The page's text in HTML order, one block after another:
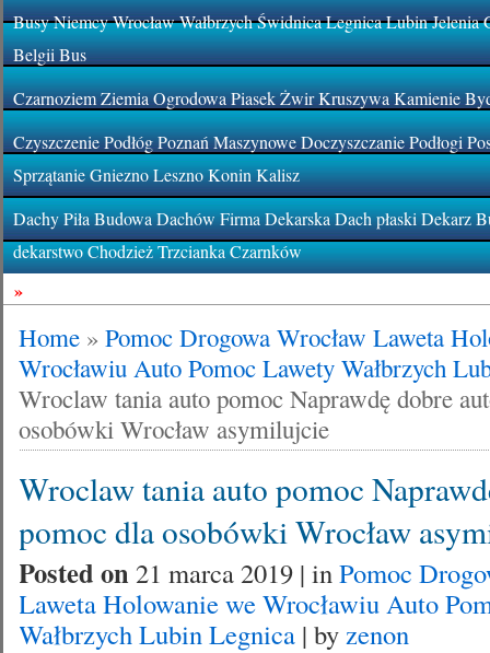
Busy Niemcy Wrocław Wałbrzych Świdnica Legnica Lubin
Belgii Bus
Czarnoziem Ziemia Ogrodowa Piasek Żwir Kruszywa Kamienie
Czyszczenie Podłóg Poznań Maszynowe Doczyszczanie Podłogi
Sprzątanie Gniezno Leszno Konin Kalisz
Dachy Piła Budowa Dachów Firma Dekarska Dach płaski Dekarz
dekarstwo Chodzież Trzcianka Czarnków
»
Home »Pomoc Drogowa Wrocław Laweta
Wrocławiu Auto Pomoc Lawety Wałbrzych
Wroclaw tania auto pomoc Naprawdę dobre
osobówki Wrocław asymilujcie
Wroclaw tania auto pomoc
pomoc dla osobówki Wrocław
Posted on21 marca 2019 | inPomoc
Laweta Holowanie we Wrocławiu Auto
Wałbrzych Lubin Legnica | byzenon